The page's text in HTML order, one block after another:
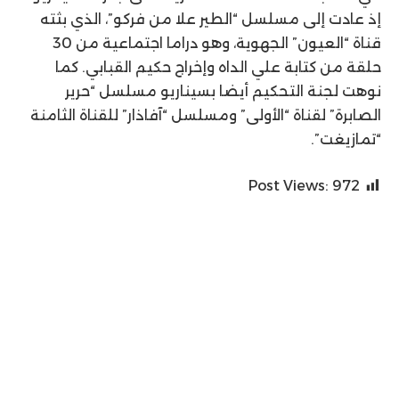
إذ عادت إلى مسلسل “الطير علا من فركو”، الذي بثته
قناة “العيون” الجهوية، وهو دراما اجتماعية من 30
حلقة من كتابة علي الداه وإخراج حكيم القبابي. كما
نوهت لجنة التحكيم أيضا بسيناريو مسلسل “حرير
الصابرة” لقناة “الأولى” ومسلسل “آفاذار” للقناة الثامنة
“تمازيغت”.
Post Views: 972